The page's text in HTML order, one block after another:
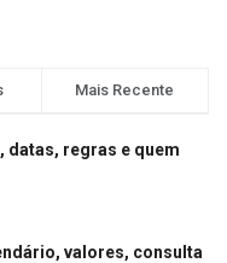
Mais Recente
datas, regras e quem
valores, consulta